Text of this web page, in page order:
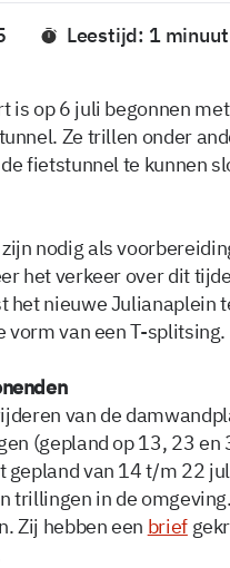
Leestijd: 1 minuut
is op 6 juli begonnen
Ze trillen onder
fietstunnel te kunnen
nodig als
het verkeer over dit
het nieuwe Julianaplein
vorm van een T-splitsing.
van de
(gepland op 13, 23
gepland van 14 t/m 22
trillingen in de
Zij hebben een brief